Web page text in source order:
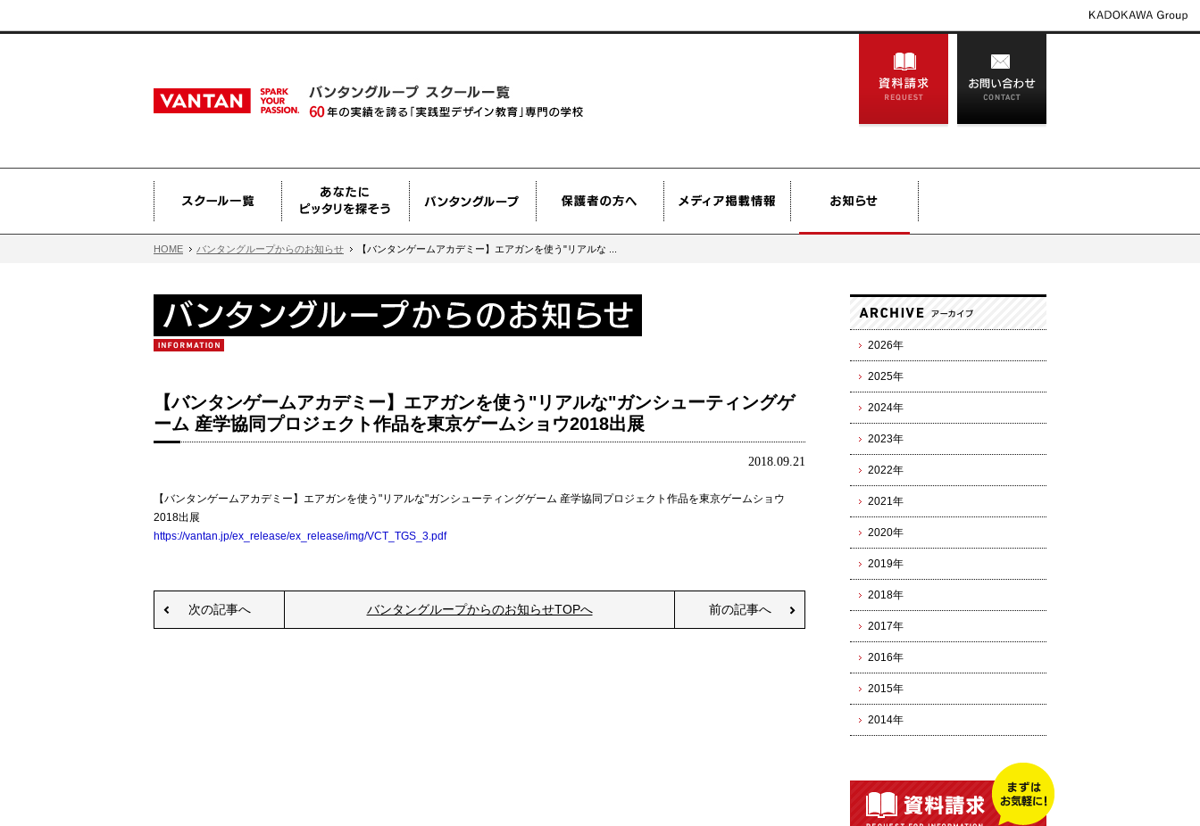
HOME バンタングループからのお知らせ 【バンタンゲームアカデミー】エアガンを使う"リアルな ...
【バンタンゲームアカデミー】エアガンを使う"リアルな"ガンシューティングゲ
ーム 産学協同プロジェクト作品を東京ゲームショウ2018出展
2018.09.21
【バンタンゲームアカデミー】エアガンを使う"リアルな"ガンシューティングゲーム 産学協同プロジェクト作品を東京ゲームショウ
2018出展
https://vantan.jp/ex_release/ex_release/img/VCT_TGS_3.pdf
次の記事へ バンタングループからのお知らせTOPへ 前の記事へ
2026年
2025年
2024年
2023年
2022年
2021年
2020年
2019年
2018年
2017年
2016年
2015年
2014年